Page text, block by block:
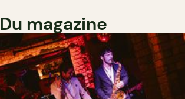
Du magazine